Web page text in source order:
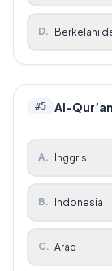
D. Berkelahi
#5 Al-
A. Inggris
B. Indonesia
C. Arab